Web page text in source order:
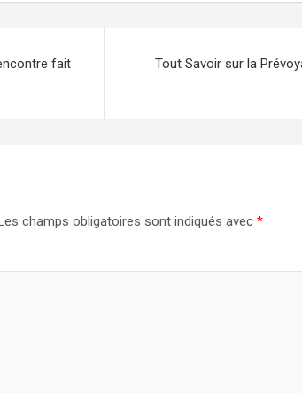
fait
Tout Savoir sur la
champs obligatoires sont indiqués avec*